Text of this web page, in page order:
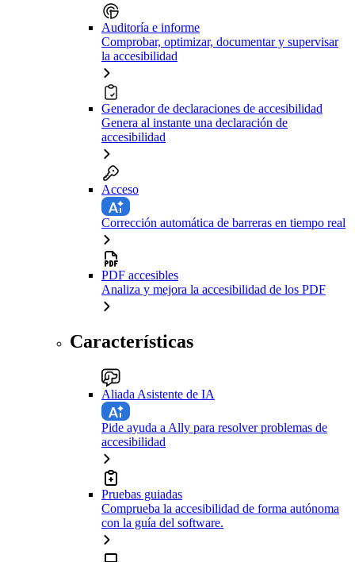
Auditoría e informe
Comprobar, optimizar, documentar y supervisar
la accesibilidad
Generador de declaraciones de accesibilidad
Genera al instante una declaración de
accesibilidad
Acceso
Corrección automática de barreras en tiempo real
PDF accesibles
Analiza y mejora la accesibilidad de los PDF
Características
Aliada Asistente de IA
Pide ayuda a Ally para resolver problemas de
accesibilidad
Pruebas guiadas
Comprueba la accesibilidad de forma autónoma
con la guía del software.